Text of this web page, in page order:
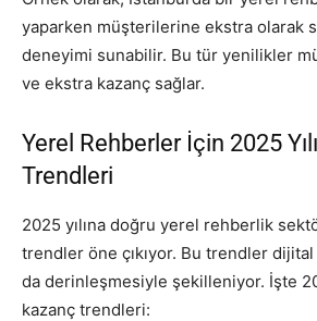
yaparken müşterilerine ekstra olarak
deneyimi sunabilir. Bu tür yenilikler
ve ekstra kazanç sağlar.
Yerel Rehberler İçin 2025
Trendleri
2025 yılına doğru yerel rehberlik
trendler öne çıkıyor. Bu trendler
da derinleşmesiyle şekilleniyor. İşte
kazanç trendleri: